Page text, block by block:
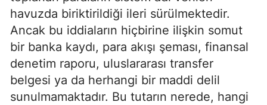
havuzda biriktirildiği ileri sürülmektedir.
Ancak bu iddiaların hiçbirine ilişkin somut
bir banka kaydı, para akışı şeması, finansal
denetim raporu, uluslararası transfer
belgesi ya da herhangi bir maddi delil
sunulmamaktadır. Bu tutarın nerede, hangi